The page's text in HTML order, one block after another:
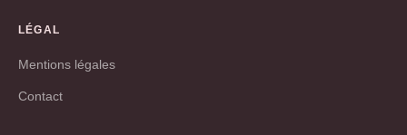
LÉGAL
Mentions légales
Contact